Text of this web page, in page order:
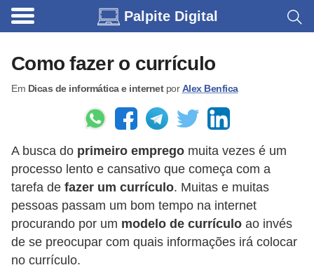
Palpite Digital
Como fazer o currículo
Em Dicas de informática e internetporAlex Benfica
A busca do primeiro emprego muita vezes é um
processo lento e cansativo que começa com a
tarefa de fazer um currículo. Muitas e muitas
pessoas passam um bom tempo na internet
procurando por um modelo de currículo ao invés
de se preocupar com quais informações irá colocar
no currículo.
C
r
r
C
ó
d
i
g
o